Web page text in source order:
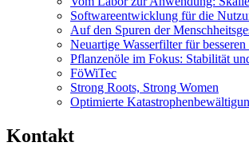
Softwareentwicklung für die
Auf den Spuren der
Neuartige Wasserfilter für
Pflanzenöle im Fokus: Stabilität
FöWiTec
Strong Roots, Strong Women
Optimierte
Kontakt